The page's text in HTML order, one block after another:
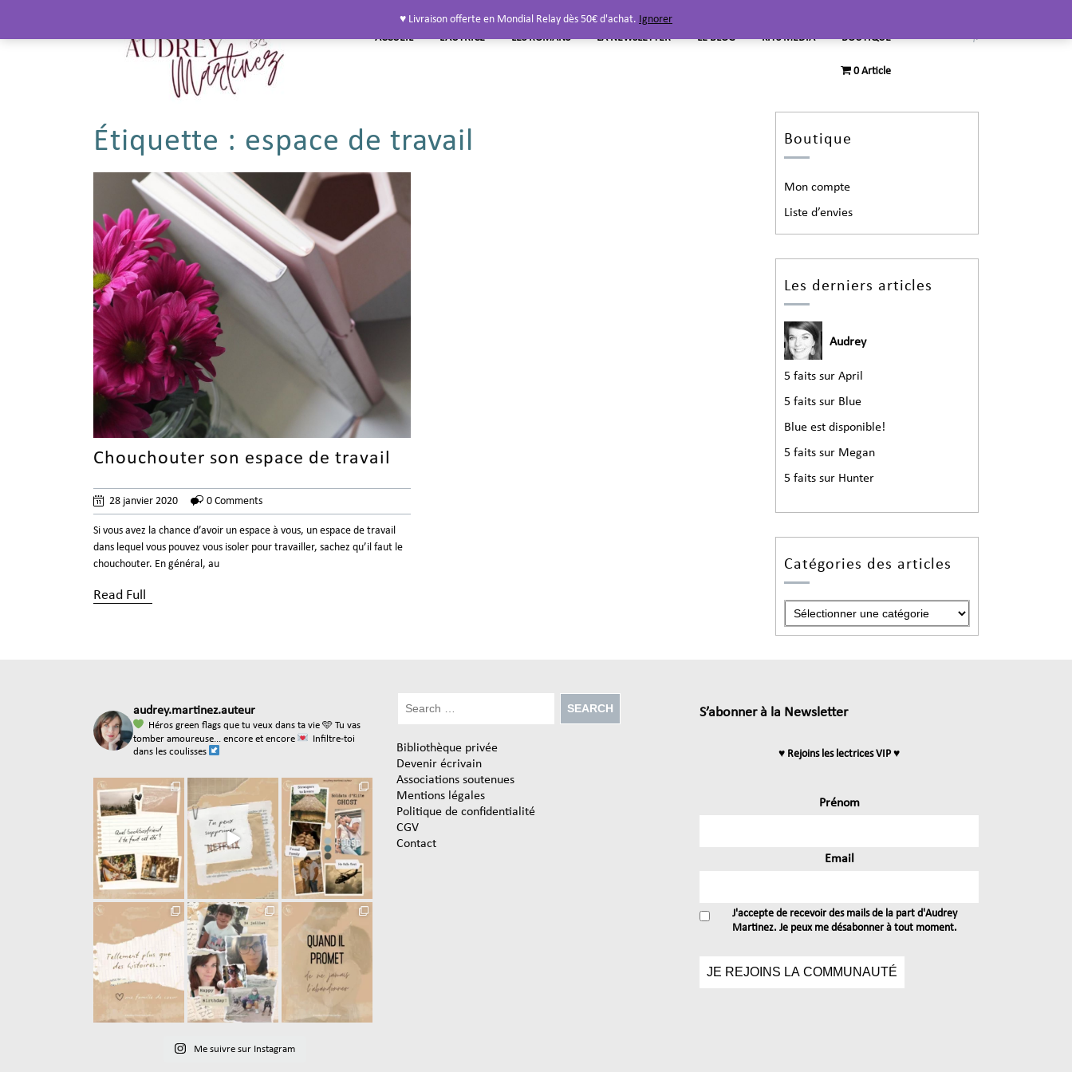
ACCUEIL L’AUTRICE LES ROMANS LA NEWSLETTER LE BLOG KITS MEDIA BOUTIQUE
0 Article
Étiquette : espace de travail
Chouchouter son espace de travail
28 janvier 2020 0 Comments
Si vous avez la chance d’avoir un espace à vous, un espace de travail
dans lequel vous pouvez vous isoler pour travailler, sachez qu’il faut le
chouchouter. En général, au
Read Full
Boutique
Mon compte
Liste d’envies
Les derniers articles
Audrey
5 faits sur April
5 faits sur Blue
Blue est disponible!
5 faits sur Megan
5 faits sur Hunter
Catégories des articles
audrey.martinez.auteur
Héros green flags que tu veux dans ta vie 🩵 Tu vas
tomber amoureuse... encore et encore
Infiltre-toi
dans les coulisses
Me suivre sur Instagram
Bibliothèque privée
Devenir écrivain
Associations soutenues
Mentions légales
Politique de confidentialité
CGV
Contact
S’abonner à la Newsletter
♥ Rejoins les lectrices VIP ♥
Prénom
Email
J'accepte de recevoir des mails de la part d'Audrey
Martinez. Je peux me désabonner à tout moment.
♥ Livraison offerte en Mondial Relay dès 50€ d'achat. Ignorer